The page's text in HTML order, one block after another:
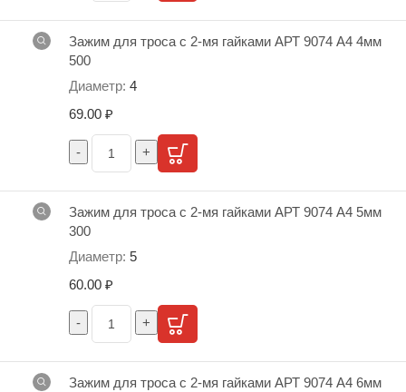
Зажим для троса с 2-мя гайками АРТ 9074 А4 4мм
500
4
69.00 ₽
Зажим для троса с 2-мя гайками АРТ 9074 А4 5мм
300
5
60.00 ₽
Зажим для троса с 2-мя гайками АРТ 9074 А4 6мм